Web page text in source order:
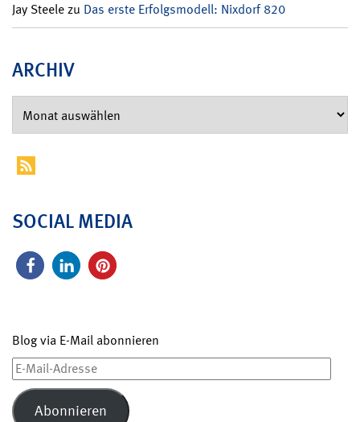
Jay Steelezu Das erste Erfolgsmodell: Nixdorf 820
ARCHIV
SOCIAL MEDIA
Blog via E-Mail abonnieren
E-
Mail-
Adresse
Abonnieren